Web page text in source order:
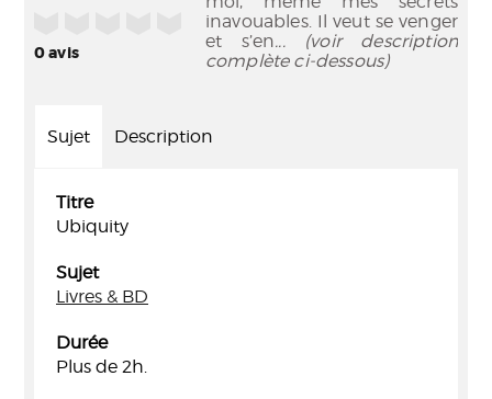
0avis
inavouables. Il veut se venger
et s’en... (voir description
complète ci-dessous)
Sujet Description
Titre
Ubiquity
Sujet
Livres & BD
Durée
Plus de 2h.